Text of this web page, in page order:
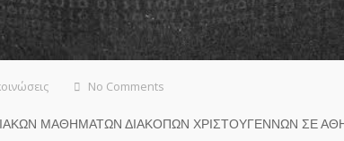
No Comments
ΜΑΘΗΜΑΤΩΝ ΔΙΑΚΟΠΩΝ ΧΡΙΣΤΟΥΓΕΝΝΩΝ ΣΕ